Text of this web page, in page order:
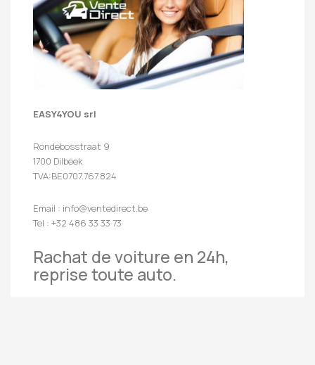
EASY4YOU srl
Rondebosstraat 9
1700 Dilbeek
TVA:BE0707.767.824
Email : info@ventedirect.be
Tel : +32 486 33 33 73
Rachat de voiture en 24h,
reprise toute auto.